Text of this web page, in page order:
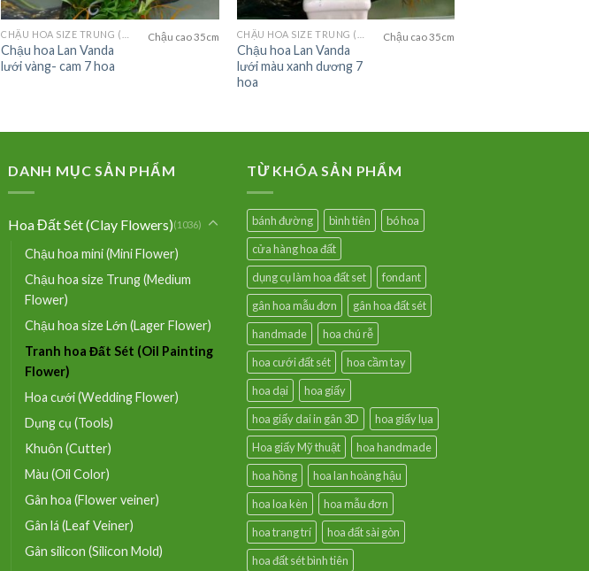
Chậu hoa Lan Vanda
lưới vàng- cam 7 hoa
Chậu cao 35cm
Chậu hoa Lan Vanda
lưới màu xanh dương 7
hoa
Chậu cao 35cm
DANH MỤC SẢN PHẨM
Hoa Đất Sét (Clay Flowers)(1036)
Chậu hoa mini (Mini Flower)
Chậu hoa size Trung (Medium
Flower)
Chậu hoa size Lớn (Lager Flower)
Tranh hoa Đất Sét (Oil Painting
Flower)
Hoa cưới (Wedding Flower)
Dụng cụ (Tools)
Khuôn (Cutter)
Màu (Oil Color)
Gân hoa (Flower veiner)
Gân lá (Leaf Veiner)
Gân silicon (Silicon Mold)
TỪ KHÓA SẢN PHẨM
bánh đường bình tiên
bó hoa
cửa hàng hoa đất
dụng cụ làm hoa đất set
fondant
gân hoa mẫu đơn
gân hoa đất sét
handmade
hoa chú rễ
hoa cưới đất sét
hoa cầm tay
hoa dại
hoa giấy
hoa giấy dai in gân 3D
hoa giấy lụa
Hoa giấy Mỹ thuật
hoa handmade
hoa hồng
hoa lan hoàng hậu
hoa loa kèn
hoa mẫu đơn
hoa trang trí
hoa đất sài gòn
hoa đất sét bình tiên